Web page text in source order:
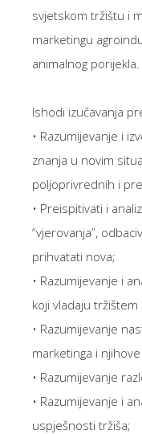
svjetskom tržištu i
marketingu
animalnog porijekla.
Ishodi izučavanja
• Razumijevanje i
znanja u novim
poljoprivrednih i
• Preispitivati i
“vjerovanja”,
prihvatati nova;
• Razumijevanje i
koji vladaju
• Razumijevanje
marketinga i
• Razumijevanje
• Razumijevanje i
uspješnosti tržiša;